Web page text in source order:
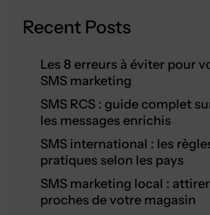
Recent Posts
Les 8 erreurs à éviter pour
SMS marketing
SMS RCS : guide complet
les messages enrichis
SMS international : les
pratiques selon les pays
SMS marketing local :
proches de votre magasin